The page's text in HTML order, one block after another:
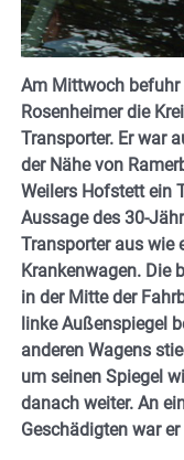
Am Mittwoch befuhr
Rosenheimer die
Transporter. Er war
der Nähe von
Weilers Hofstett ein
Aussage des 30-
Transporter aus wie
Krankenwagen. Die
in der Mitte der
linke Außenspiegel
anderen Wagens
um seinen Spiegel
danach weiter. An
Geschädigten war